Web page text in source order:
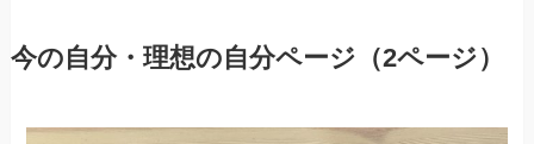
今の自分・理想の自分ページ（2ページ）